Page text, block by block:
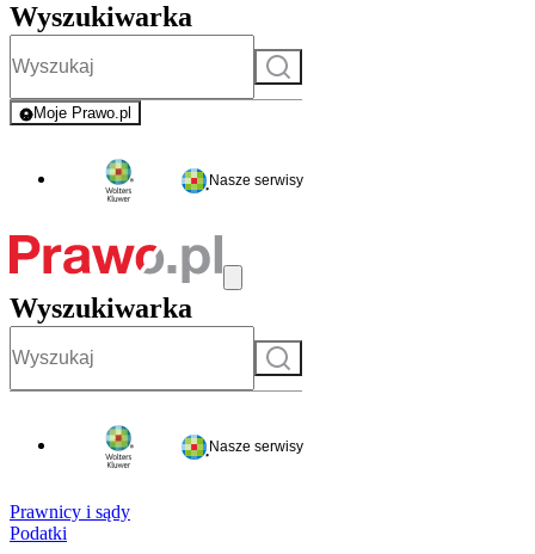
Wyszukiwarka
Szukaj
Moje Prawo.pl
- rejestracja i logowanie do serwisu
Nasze serwisy
Wyszukiwarka
Szukaj
Nasze serwisy
Prawnicy i sądy
Podatki